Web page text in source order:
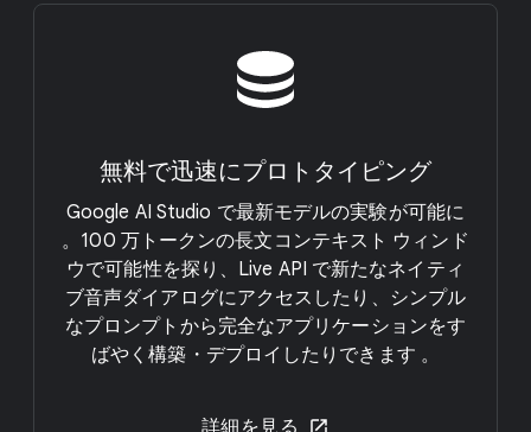
無料で​迅速に​プロトタイピング
Google AI Studio で​最新モデルの​実験が​可能に
。​100 万トークンの​長文コンテキスト ウィンド
ウで​可能性を​探り、​Live API で​新たな​ネイティ
ブ音声ダイアログに​アクセスしたり、​シンプル
な​プロンプトから​完全な​アプリケーションを​す
ばやく​構築・デプロイしたりできます 。
詳細を​見る